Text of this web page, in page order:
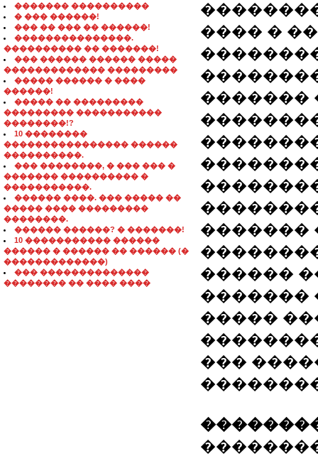
������� ����������
� ��� ������!
��� �� ��� �� ������!
���������������.
���������� �� �������!
��� ������ ������ �����
������������� ���������
����� ������ � ����
������!
����� �� ���������
��������� �����������
��������!?
10 ��������
���������������� ������
����������.
��� ��������, � ��� ��� �
������� ���������� �
�����������.
������ ����. ��� ����� ��
����� ���� ���������
��������.
������ ������? � �������!
10 ����������� ������
������ � ������ �� ������ (�
�������������)
��� ��������������
�������� �� ���� ����
���� �
�������
�������
������
�������
�����
���
��������: